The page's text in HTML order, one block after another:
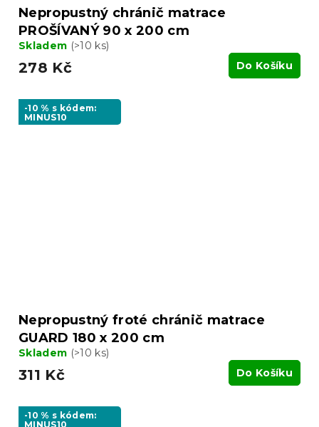
Nepropustný chránič matrace
PROŠÍVANÝ 90 x 200 cm
Skladem (>10 ks)
278 Kč Do Košíku
-10 % s kódem:
MINUS10
Nepropustný froté chránič matrace
GUARD 180 x 200 cm
Skladem (>10 ks)
311 Kč Do Košíku
-10 % s kódem:
MINUS10